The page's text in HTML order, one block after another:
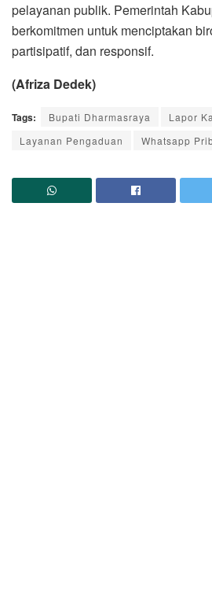
pelayanan publik. Pemerintah
berkomitmen untuk menciptakan
partisipatif, dan responsif.
(Afriza Dedek)
Tags: Bupati Dharmasraya
Lapor
Layanan Pengaduan
Whatsapp